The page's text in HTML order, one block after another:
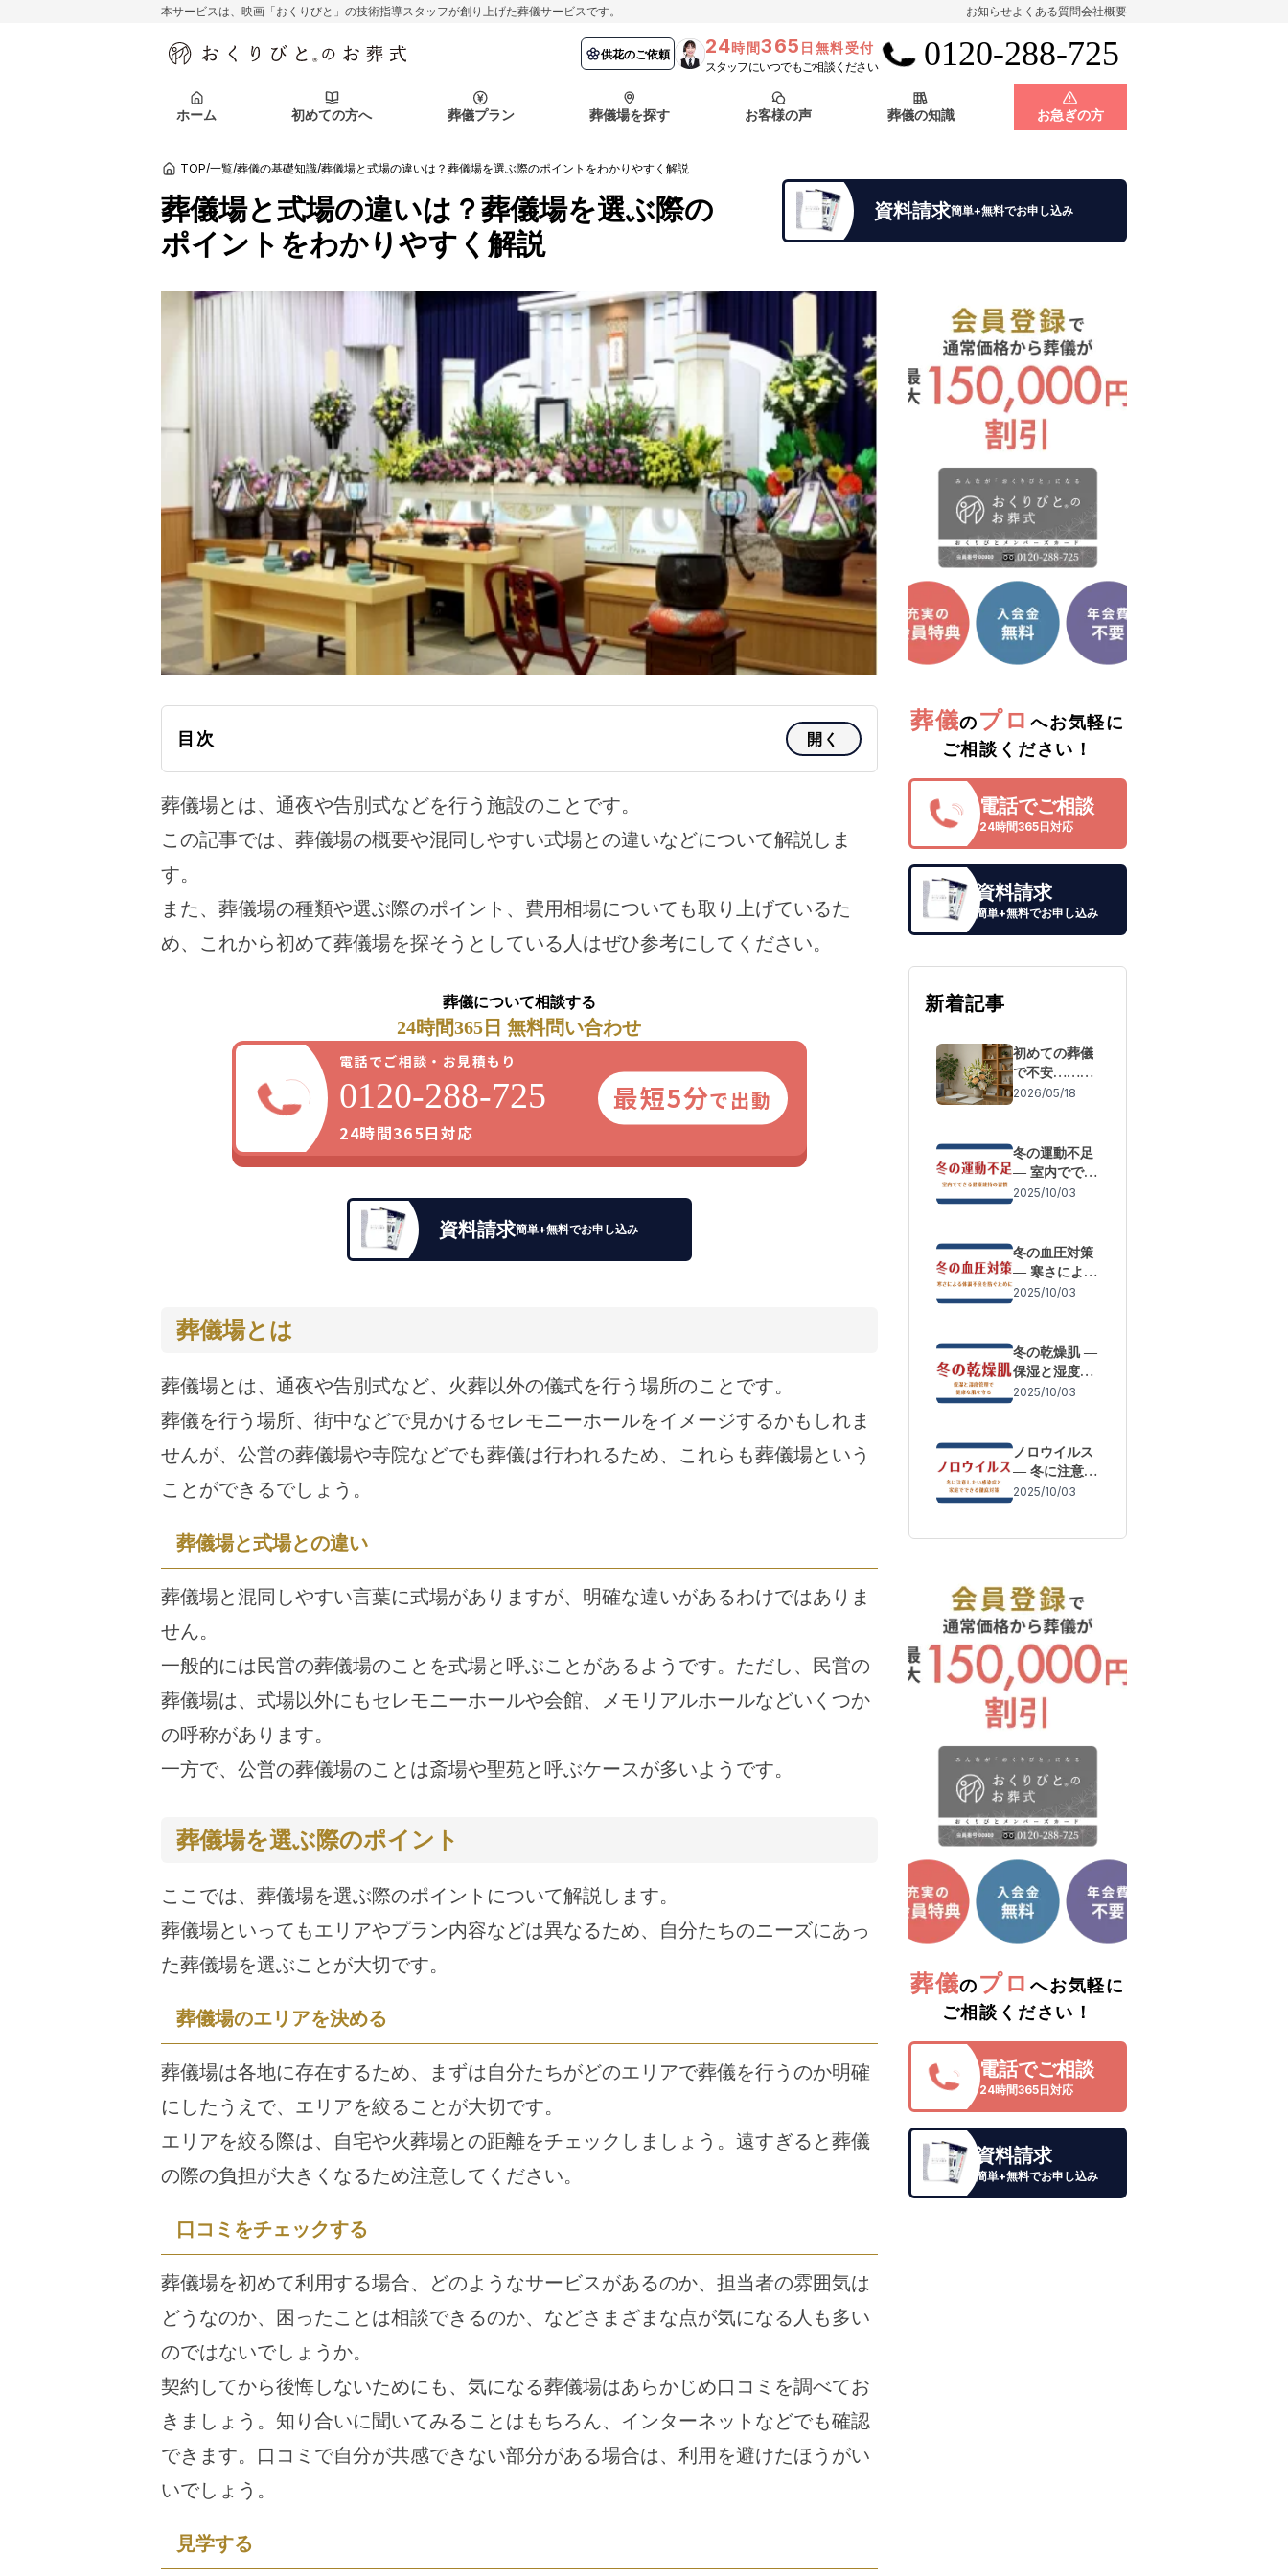
本サービスは、映画「おくりびと」の技術指導スタッフが創り上げた葬儀サービスです。 お知らせよくある質問会社概要
供花のご依頼 24時間365 日無料受付
スタッフにいつでもご相談ください 0120-288-725
ホーム 初めての方へ
葬儀の流れ 会員制度
アフターサポート
会社を知る スタッフ一覧 採用情報 会社概要
葬儀プラン 葬儀場を探す
千葉県 神奈川県
北海道エリア 札幌市
お客様の声
よくある質問
葬儀の知識 お急ぎの方
初めての方へ 初めての方へ 納棺の儀とは？ 葬儀の流れ 会員制度
会社を知る スタッフ一覧 採用情報
関東エリア 東京都 埼玉県 千葉県 神奈川県
北海道エリア 札幌市
お客様の声 ご葬儀事例 お客様の声 よくある質問
葬儀の知識 葬儀の知識 供花のご依頼
TOP/一覧/葬儀の基礎知識/葬儀場と式場の違いは？葬儀場を選ぶ際のポイントをわかりやすく解説
葬儀場と式場の違いは？葬儀場を選ぶ際の
ポイントをわかりやすく解説
資料請求簡単+無料でお申し込み
目次 開く
葬儀場とは、通夜や告別式などを行う施設のことです。
この記事では、葬儀場の概要や混同しやすい式場との違いなどについて解説しま
す。
また、葬儀場の種類や選ぶ際のポイント、費用相場についても取り上げているた
め、これから初めて葬儀場を探そうとしている人はぜひ参考にしてください。
葬儀について相談する
24時間365日 無料問い合わせ
電話でご相談・お見積もり
0120-288-725
24時間365日対応
最短5分で出動
資料請求簡単+無料でお申し込み
葬儀場とは
葬儀場とは、通夜や告別式など、火葬以外の儀式を行う場所のことです。
葬儀を行う場所、街中などで見かけるセレモニーホールをイメージするかもしれま
せんが、公営の葬儀場や寺院などでも葬儀は行われるため、これらも葬儀場という
ことができるでしょう。
葬儀場と式場との違い
葬儀場と混同しやすい言葉に式場がありますが、明確な違いがあるわけではありま
せん。
一般的には民営の葬儀場のことを式場と呼ぶことがあるようです。ただし、民営の
葬儀場は、式場以外にもセレモニーホールや会館、メモリアルホールなどいくつか
の呼称があります。
一方で、公営の葬儀場のことは斎場や聖苑と呼ぶケースが多いようです。
葬儀場を選ぶ際のポイント
ここでは、葬儀場を選ぶ際のポイントについて解説します。
葬儀場といってもエリアやプラン内容などは異なるため、自分たちのニーズにあっ
た葬儀場を選ぶことが大切です。
葬儀場のエリアを決める
葬儀場は各地に存在するため、まずは自分たちがどのエリアで葬儀を行うのか明確
にしたうえで、エリアを絞ることが大切です。
エリアを絞る際は、自宅や火葬場との距離をチェックしましょう。遠すぎると葬儀
の際の負担が大きくなるため注意してください。
口コミをチェックする
葬儀場を初めて利用する場合、どのようなサービスがあるのか、担当者の雰囲気は
どうなのか、困ったことは相談できるのか、などさまざまな点が気になる人も多い
のではないでしょうか。
契約してから後悔しないためにも、気になる葬儀場はあらかじめ口コミを調べてお
きましょう。知り合いに聞いてみることはもちろん、インターネットなどでも確認
できます。口コミで自分が共感できない部分がある場合は、利用を避けたほうがい
いでしょう。
見学する
葬儀のプロ へお気軽に
ご相談ください！
電話でご相談
24時間365日対応
資料請求
簡単+無料でお申し込み
新着記事
初めての葬儀
で不安……も
しもの際の流
前準備」
2026/05/18
冬の運動不足
― 室内ででき
る健康維持の
2025/10/03
冬の血圧対策
― 寒さによる
体調変化を防
2025/10/03
冬の乾燥肌 ―
保湿と湿度管
理で健康な肌
2025/10/03
ノロウイルス
― 冬に注意し
たい感染症と
2025/10/03
葬儀のプロ へお気軽に
ご相談ください！
電話でご相談
24時間365日対応
資料請求
簡単+無料でお申し込み